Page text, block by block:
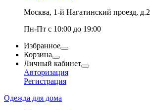
Москва, 1-й Нагатинский проезд, д.2
Пн-Пт с 10:00 до 19:00
Избранное
Корзина
Личный кабинет
Авторизация
Регистрация
Одежда для дома